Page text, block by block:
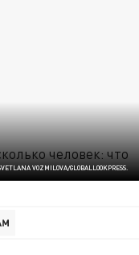
VOZMILOVA/GLOBALLOOKPRESS.